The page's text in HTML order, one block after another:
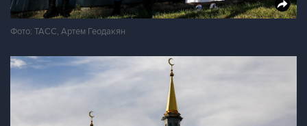
Фото: ТАСС, Артем Геодакян